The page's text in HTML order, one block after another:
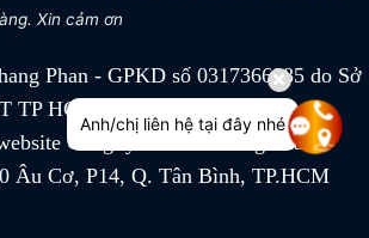
Xin cảm ơn
Phan - GPKD số 0317366885 do Sở
TP HCM cấp ngày 04/07/2022
Công ty TNHH Khang Phan
Âu Cơ, P14, Q. Tân Bình, TP.HCM
Anh/chị liên hệ tại đây nhé